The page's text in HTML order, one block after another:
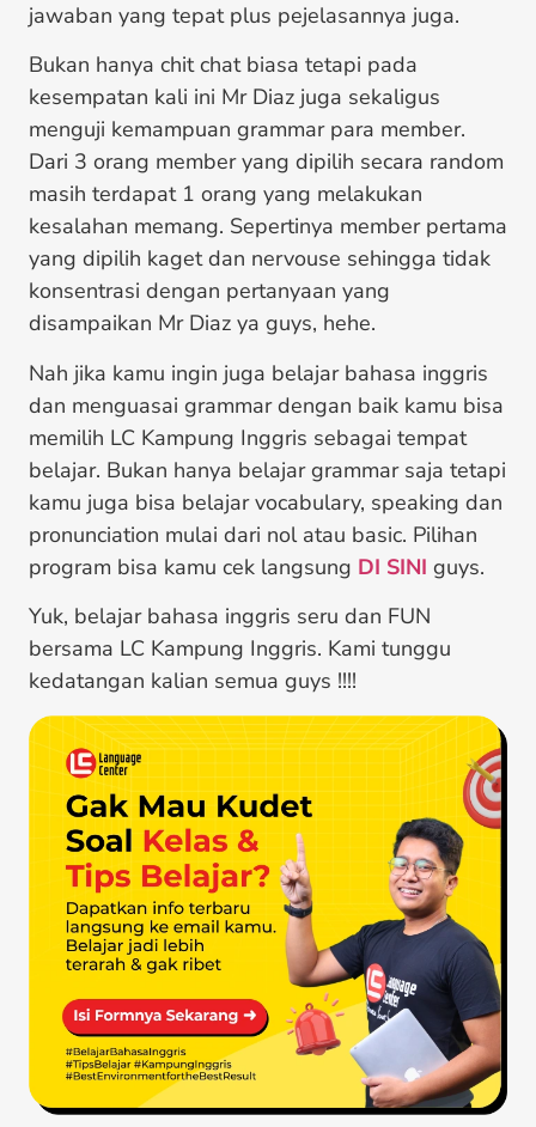
jawaban yang tepat plus pejelasannya juga.
Bukan hanya chit chat biasa tetapi pada
kesempatan kali ini Mr Diaz juga sekaligus
menguji kemampuan grammar para member.
Dari 3 orang member yang dipilih secara random
masih terdapat 1 orang yang melakukan
kesalahan memang. Sepertinya member pertama
yang dipilih kaget dan nervouse sehingga tidak
konsentrasi dengan pertanyaan yang
disampaikan Mr Diaz ya guys, hehe.
Nah jika kamu ingin juga belajar bahasa inggris
dan menguasai grammar dengan baik kamu bisa
memilih LC Kampung Inggris sebagai tempat
belajar. Bukan hanya belajar grammar saja tetapi
kamu juga bisa belajar vocabulary, speaking dan
pronunciation mulai dari nol atau basic. Pilihan
program bisa kamu cek langsung DI SINI guys.
Yuk, belajar bahasa inggris seru dan FUN
bersama LC Kampung Inggris. Kami tunggu
kedatangan kalian semua guys !!!!